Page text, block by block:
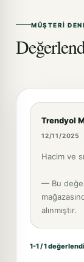
MÜŞTERI
Trendyol
12/11/2025
Hacim ve
— Bu
alınmıştır.
1-1 / 1